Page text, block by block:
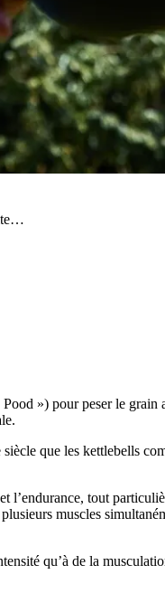
») pour peser le grain
que les kettlebells
tout
muscles
qu’à de la